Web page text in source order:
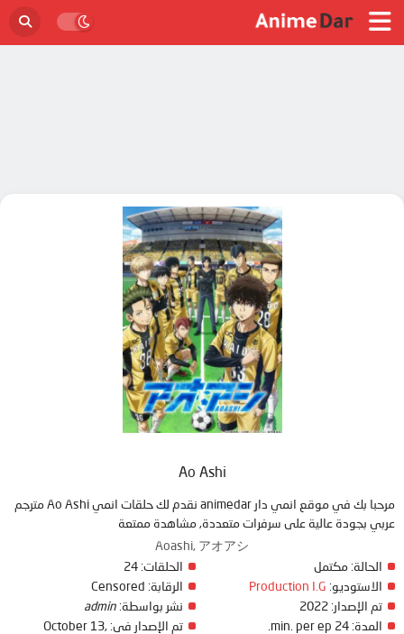
Ao Ashi
مرحبا بك في موقع انمي دار animedar نقدم لك حلقات انمي Ao Ashi مترجم
عربي بجودة عالية على سرفرات متعددة, مشاهدة ممتعة
Aoashi, アオアシ
الحالة: مكتمل
الاستوديو: Production I.G
تم الإصدار:
المدة:
الحلقات: 24
الرقابة:
نشر بواسطة: admin
تم الإصدار في: October 13,